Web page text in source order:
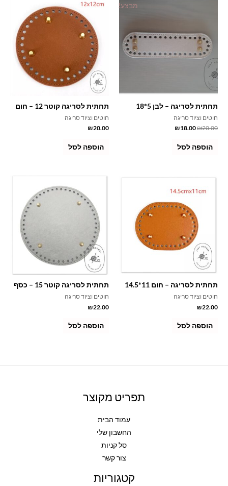
מבצע!
תחתית לסריגה – לבן 5*18
חוטים וציוד סריגה
₪20.00
₪18.00
הוספה לסל
תחתית לסריגה קוטר 12 – חום
חוטים וציוד סריגה
₪20.00
הוספה לסל
תחתית לסריגה – חום 11*14.5
חוטים וציוד סריגה
₪22.00
הוספה לסל
תחתית לסריגה קוטר 15 – כסף
חוטים וציוד סריגה
₪22.00
הוספה לסל
תפריט מקוצר
עמוד הבית
החשבון שלי
סל קניות
צור קשר
קטגוריות